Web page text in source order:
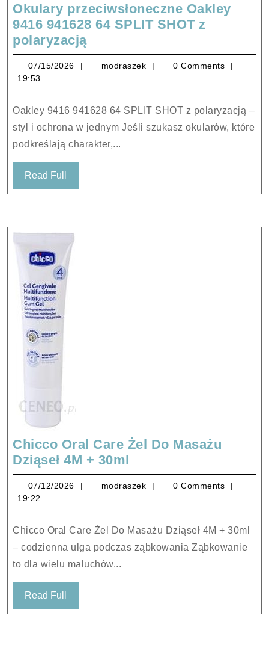
Okulary przeciwsłoneczne Oakley
9416 941628 64 SPLIT SHOT z
polaryzacją
przeciwsłoneczne
Oakley
9416
64
SPLIT
SHOT
07/15/2026 07/15/2026
modraszek modraszek
0 Comments
19:53
Oakley 9416 941628 64 SPLIT SHOT z polaryzacją –
styl i ochrona w jednym Jeśli szukasz okularów, które
podkreślają charakter,...
Read Full
Full
Chicco Oral Care Żel Do Masażu
Dziąseł 4M + 30ml
Oral
Care
Żel
Masażu
Dziąseł
07/12/2026 07/12/2026
modraszek modraszek
0 Comments
19:22
Chicco Oral Care Żel Do Masażu Dziąseł 4M + 30ml
– codzienna ulga podczas ząbkowania Ząbkowanie
to dla wielu maluchów...
Read Full
Full